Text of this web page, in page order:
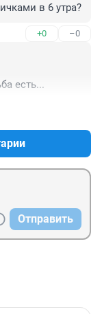
в 6 утра?
+0 –0
есть...
Отправить